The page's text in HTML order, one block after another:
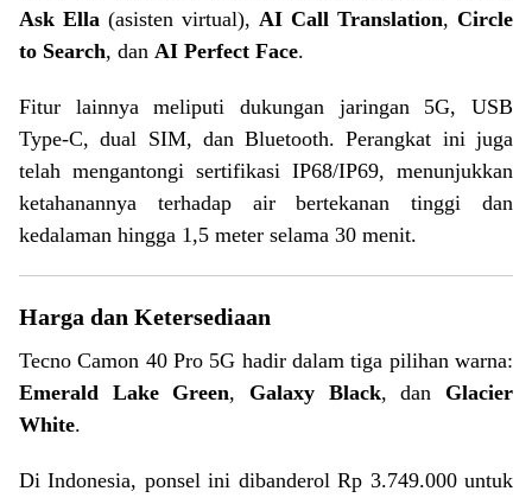
Ask Ella (asisten virtual), AI Call Translation, Circle
to Search, dan AI Perfect Face.
Fitur lainnya meliputi dukungan jaringan 5G, USB
Type-C, dual SIM, dan Bluetooth. Perangkat ini juga
telah mengantongi sertifikasi IP68/IP69, menunjukkan
ketahanannya terhadap air bertekanan tinggi dan
kedalaman hingga 1,5 meter selama 30 menit.
Harga dan Ketersediaan
Tecno Camon 40 Pro 5G hadir dalam tiga pilihan warna:
Emerald Lake Green, Galaxy Black, dan Glacier
White.
Di Indonesia, ponsel ini dibanderol Rp 3.749.000 untuk